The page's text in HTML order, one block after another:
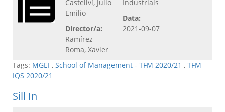
Castellví, Julio
Emilio
Director/a:
Ramírez
Roma, Xavier
Industrials
Data:
2021-09-07
Tags: MGEI , School of Management - TFM 2020/21 , TFM
IQS 2020/21
Sill In